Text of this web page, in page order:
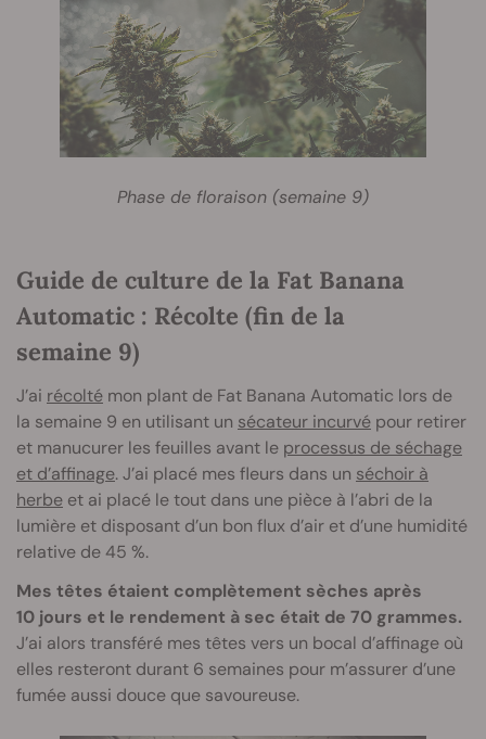
Phase de floraison (semaine 9)
Guide de culture de la Fat Banana
Automatic : Récolte (fin de la
semaine 9)
J’ai récolté mon plant de Fat Banana Automatic lors de
la semaine 9 en utilisant un sécateur incurvé pour retirer
et manucurer les feuilles avant le processus de séchage
et d’affinage. J’ai placé mes fleurs dans un séchoir à
herbe et ai placé le tout dans une pièce à l’abri de la
lumière et disposant d’un bon flux d’air et d’une humidité
relative de 45 %.
Mes têtes étaient complètement sèches après
10 jours et le rendement à sec était de 70 grammes.
J’ai alors transféré mes têtes vers un bocal d’affinage où
elles resteront durant 6 semaines pour m’assurer d’une
fumée aussi douce que savoureuse.